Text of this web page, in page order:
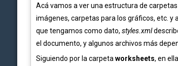
Acá vamos a ver una estructura de
imágenes, carpetas para los gráficos, etc. y
que tengamos como dato, styles.xml
el documento, y algunos archivos más
Siguiendo por la carpetaworksheets, en